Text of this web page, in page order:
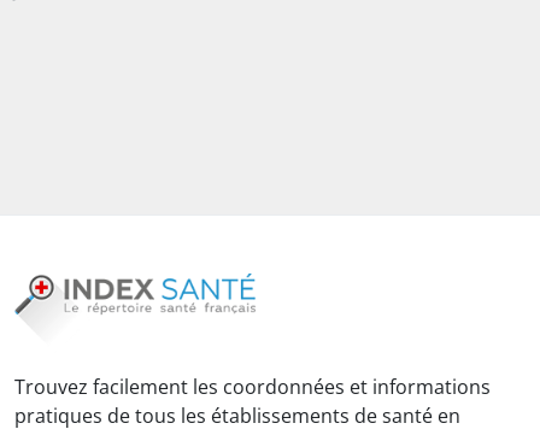
Trouvez facilement les coordonnées et informations
pratiques de tous les établissements de santé en